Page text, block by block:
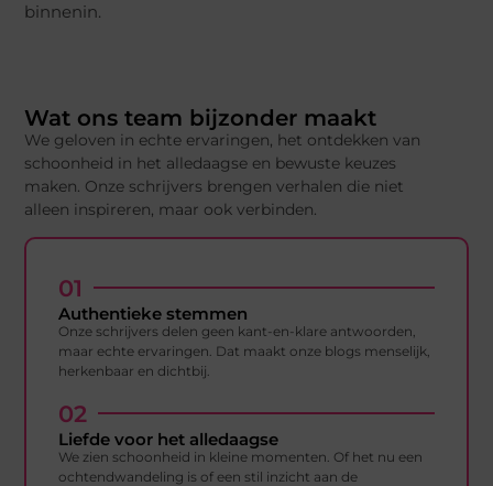
binnenin.
Wat ons team bijzonder maakt
We geloven in echte ervaringen, het ontdekken van
schoonheid in het alledaagse en bewuste keuzes
maken. Onze schrijvers brengen verhalen die niet
alleen inspireren, maar ook verbinden.
01
Authentieke stemmen
Onze schrijvers delen geen kant-en-klare antwoorden,
maar echte ervaringen. Dat maakt onze blogs menselijk,
herkenbaar en dichtbij.
02
Liefde voor het alledaagse
We zien schoonheid in kleine momenten. Of het nu een
ochtendwandeling is of een stil inzicht aan de